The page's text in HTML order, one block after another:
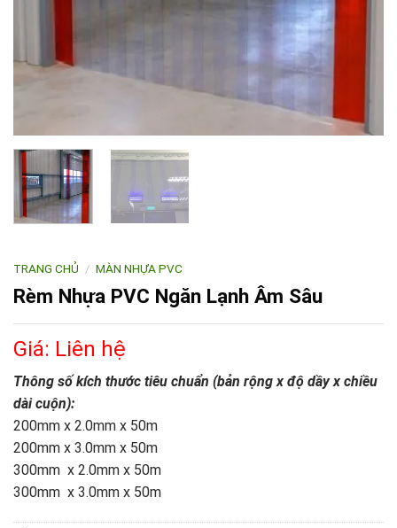
TRANG CHỦ / MÀN NHỰA PVC
Rèm Nhựa PVC Ngăn Lạnh Âm Sâu
Giá: Liên hệ
Thông số kích thước tiêu chuẩn (bản rộng x độ dầy x chiều
dài cuộn):
200mm x 2.0mm x 50m
200mm x 3.0mm x 50m
300mm x 2.0mm x 50m
300mm x 3.0mm x 50m